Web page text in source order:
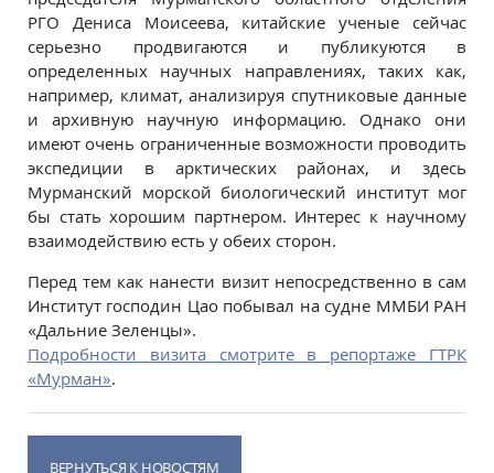
РГО Дениса Моисеева, китайские ученые сейчас
серьезно продвигаются и публикуются в
определенных научных направлениях, таких как,
например, климат, анализируя спутниковые данные
и архивную научную информацию. Однако они
имеют очень ограниченные возможности проводить
экспедиции в арктических районах, и здесь
Мурманский морской биологический институт мог
бы стать хорошим партнером. Интерес к научному
взаимодействию есть у обеих сторон.
Перед тем как нанести визит непосредственно в сам
Институт господин Цао побывал на судне ММБИ РАН
«Дальние Зеленцы».
Подробности визита смотрите в репортаже ГТРК
«Мурман».
ВЕРНУТЬСЯ К НОВОСТЯМ